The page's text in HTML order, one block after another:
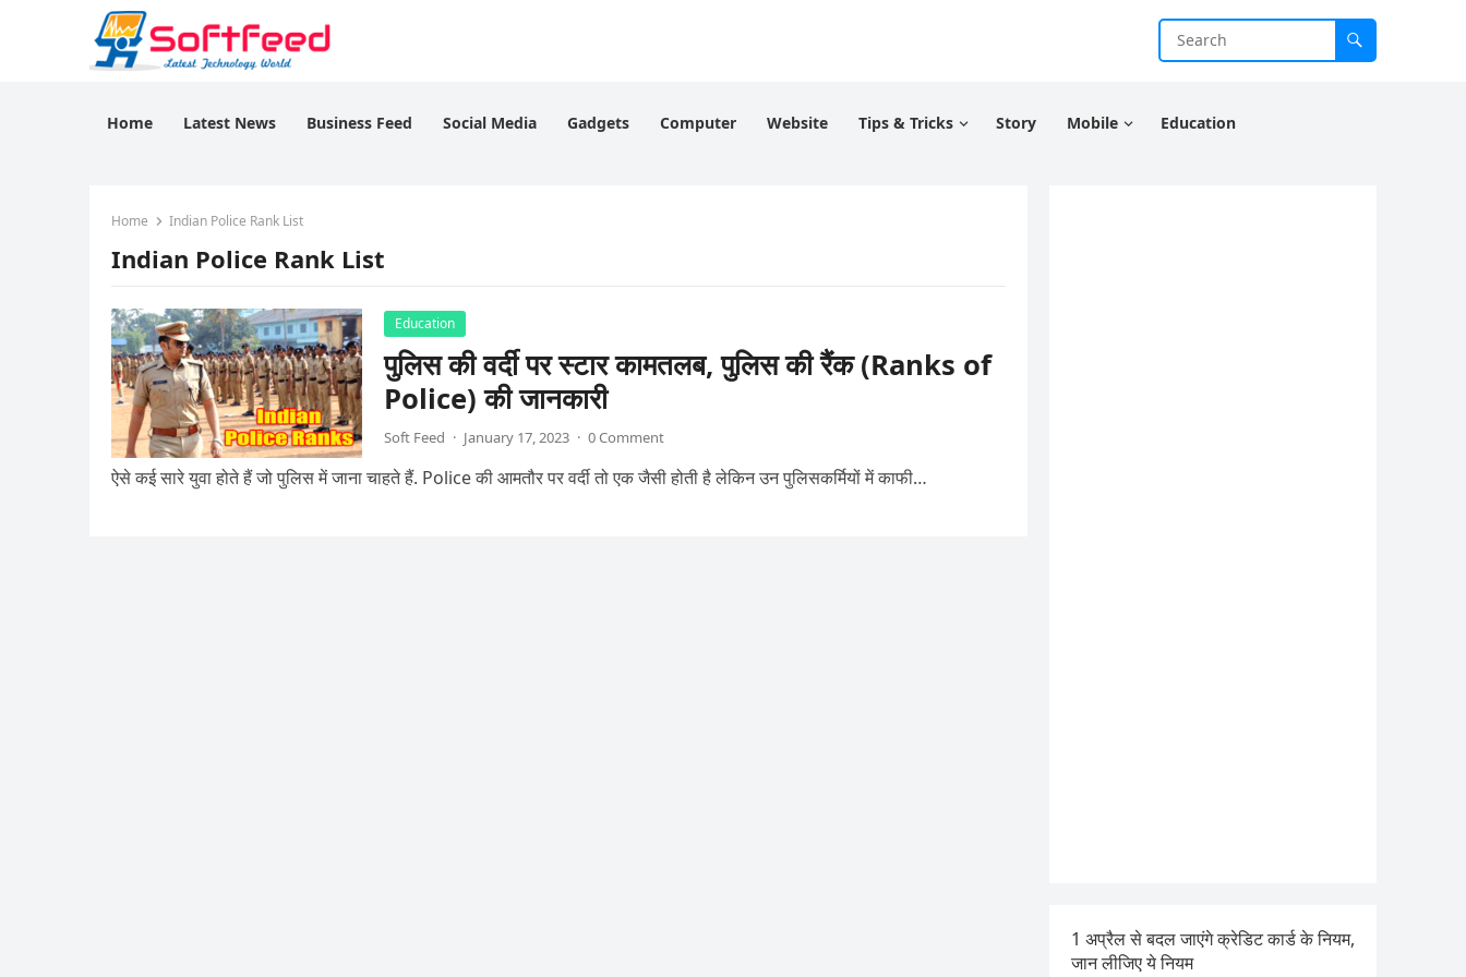
Home Latest News Business Feed Social Media Gadgets Computer Website Tips & Tricks Story Mobile Education
Home Indian Police Rank List
Indian Police Rank List
Education
पुलिस की वर्दी पर स्टार कामतलब, पुलिस की रैंक (Ranks of
Police) की जानकारी
Soft Feed · January 17, 2023 · 0 Comment
ऐसे कई सारे युवा होते हैं जो पुलिस में जाना चाहते हैं. Police की आमतौर पर वर्दी तो एक जैसी होती है लेकिन उन पुलिसकर्मियों में काफी…
1 अप्रैल से बदल जाएंगे क्रेडिट कार्ड के नियम,
जान लीजिए ये नियम